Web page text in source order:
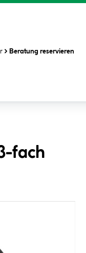
Beratung reservieren
fach